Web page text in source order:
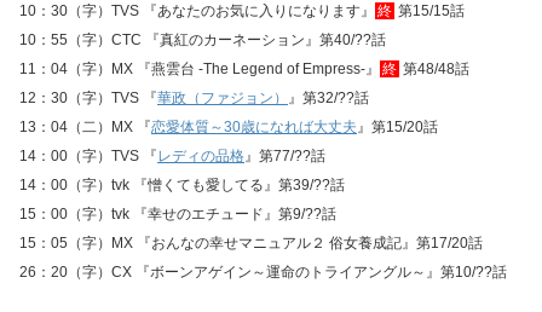
10：30（字）TVS 『あなたのお気に入りになります』
終 第15/15話
10：55（字）CTC 『真紅のカーネーション』第40/??話
11：04（字）MX 『燕雲台 -The Legend of Empress-』
終 第48/48話
12：30（字）TVS 『華政（ファジョン） 』第32/??話
13：04（二）MX 『恋愛体質～30歳になれば大丈夫』第15/20話
14：00（字）TVS 『レディの品格』第77/??話
14：00（字）tvk 『憎くても愛してる』第39/??話
15：00（字）tvk 『幸せのエチュード』第9/??話
15：05（字）MX 『おんなの幸せマニュアル２ 俗女養成記』第17/20話
26：20（字）CX 『ボーンアゲイン～運命のトライアングル～』第10/??話